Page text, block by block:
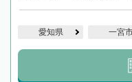
愛知県 一宮